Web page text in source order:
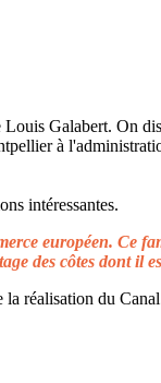
intéressantes.
européen. Ce
des côtes dont il
réalisation du